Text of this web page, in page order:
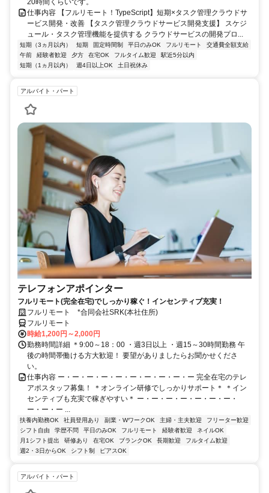
仕事内容 【フルリモート！TypeScript】短期×タスク管理クラウドサ
ービス開発・改善 【タスク管理クラウドサービス開発支援】 スケジ
ュール・タスク管理機能を提供する クラウドサービスの開発プロ...
短期（3ヵ月以内） 短期 固定時間制 平日のみOK フルリモート
交通費全額支給
午前
経験者歓迎 夕方 在宅OK フルタイム歓迎
駅近5分以内
短期（1ヵ月以内）
週4日以上OK 土日祝休み
アルバイト・パート
テレフォンアポインター
フルリモート(完全在宅)でしっかり稼ぐ！インセンティブ充実！
フルリモート *合同会社SRK(本社住所)
フルリモート
時給1,200円～2,000円
勤務時間詳細 ＊9:00～18：00 ・週3日以上 ・週15～30時間勤務 午
後の時間帯働ける方大歓迎！ 要望がありましたらお聞かせくださ
い。
仕事内容 ー・ー・ー・ー・ー・ー・ー・ー・ー・ー 完全在宅のテレ
アポスタッフ募集！ ＊オンライン研修でしっかりサポート＊ ＊イン
センティブも充実で稼ぎやすい＊ ー・ー・ー・ー・ー・ー・ー・
ー・ー・ー ...
扶養内勤務OK 社員登用あり 副業・WワークOK 主婦・主夫歓迎
フリーター歓迎
シフト自由
学歴不問 平日のみOK フルリモート 経験者歓迎
ネイルOK
月1シフト提出
研修あり 在宅OK ブランクOK 長期歓迎
フルタイム歓迎
週2・3日からOK
シフト制 ピアスOK
アルバイト・パート